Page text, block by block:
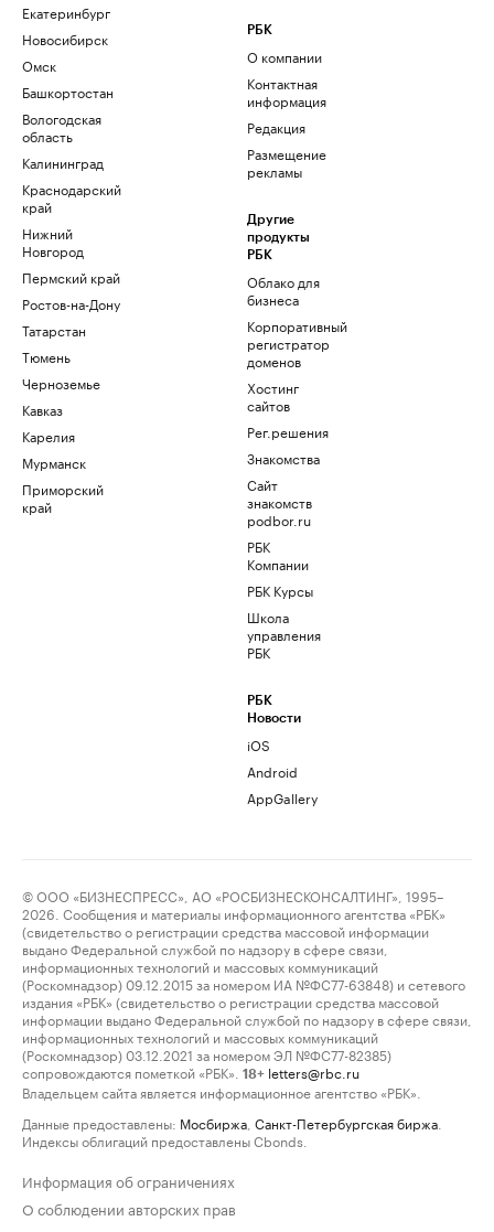
Екатеринбург
Новосибирск
Омск
Башкортостан
Вологодская
область
Калининград
Краснодарский
край
Нижний
Новгород
Пермский край
Ростов-на-Дону
Татарстан
Тюмень
Черноземье
Кавказ
Карелия
Мурманск
Приморский
край
РБК
О компании
Контактная
информация
Редакция
Размещение
рекламы
Другие
продукты
РБК
Облако для
бизнеса
Корпоративный
регистратор
доменов
Хостинг
сайтов
Рег.решения
Знакомства
Сайт
знакомств
podbor.ru
РБК
Компании
РБК Курсы
Школа
управления
РБК
РБК
Новости
iOS
Android
AppGallery
© ООО «БИЗНЕСПРЕСС», АО «РОСБИЗНЕСКОНСАЛТИНГ», 1995–
2026. Сообщения и материалы информационного агентства «РБК»
(свидетельство о регистрации средства массовой информации
выдано Федеральной службой по надзору в сфере связи,
информационных технологий и массовых коммуникаций
(Роскомнадзор) 09.12.2015 за номером ИА №ФС77-63848) и сетевого
издания «РБК» (свидетельство о регистрации средства массовой
информации выдано Федеральной службой по надзору в сфере связи,
информационных технологий и массовых коммуникаций
(Роскомнадзор) 03.12.2021 за номером ЭЛ №ФС77-82385)
сопровождаются пометкой «РБК».
18+ letters@rbc.ru
Владельцем сайта является информационное агентство «РБК».
Данные предоставлены: Мосбиржа Санкт-Петербургская биржа
Индексы облигаций предоставлены Cbonds.
Информация об ограничениях
О соблюдении авторских прав